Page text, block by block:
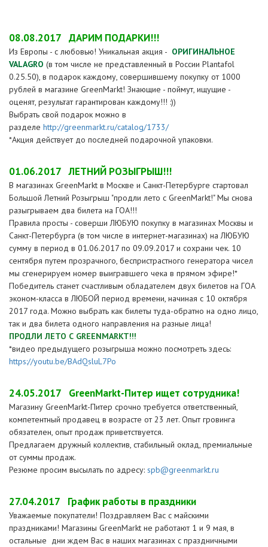
08.08.2017 ДАРИМ ПОДАРКИ!!!
Из Европы - с любовью! Уникальная акция - ОРИГИНАЛЬНОЕ
VALAGRO (в том числе не представленный в России Plantafol
0.25.50), в подарок каждому, совершившему покупку от 1000
рублей в магазине GreenMarkt! Знающие - поймут, ищущие -
оценят, результат гарантирован каждому!!! :))
Выбрать свой подарок можно в
разделе http://greenmarkt.ru/catalog/1733/
*Акция действует до последней подарочной упаковки.
01.06.2017 ЛЕТНИЙ РОЗЫГРЫШ!!!
В магазинах GreenMarkt в Москве и Санкт-Петербурге стартовал
Большой Летний Розыгрыш "продли лето с GreenMarkt!" Мы снова
разыгрываем два билета на ГОА!!!
Правила просты - соверши ЛЮБУЮ покупку в магазинах Москвы и
Санкт-Петербурга (в том числе в интернет-магазинах) на ЛЮБУЮ
сумму в период в 01.06.2017 по 09.09.2017 и сохрани чек. 10
сентября путем прозрачного, беспристрастного генератора чисел
мы сгенерируем номер выигравшего чека в прямом эфире!*
Победитель станет счастливым обладателем двух билетов на ГОА
эконом-класса в ЛЮБОЙ период времени, начиная с 10 октября
2017 года. Можно выбрать как билеты туда-обратно на одно лицо,
так и два билета одного направления на разные лица!
ПРОДЛИ ЛЕТО С GREENMARKT!!!
*видео предыдущего розыгрыша можно посмотреть здесь:
https://youtu.be/BAdQsluL7Po
24.05.2017 GreenMarkt-Питер ищет сотрудника!
Магазину GreenMarkt-Питер срочно требуется ответственный,
компетентный продавец в возрасте от 23 лет. Опыт гровинга
обязателен, опыт продаж приветствуется.
Предлагаем дружный коллектив, стабильный оклад, премиальные
от суммы продаж.
Резюме просим высылать по адресу: spb@greenmarkt.ru
27.04.2017 График работы в праздники
Уважаемые покупатели! Поздравляем Вас с майскими
праздниками! Магазины GreenMarkt не работают 1 и 9 мая, в
остальные дни ждем Вас в наших магазинах с праздничными